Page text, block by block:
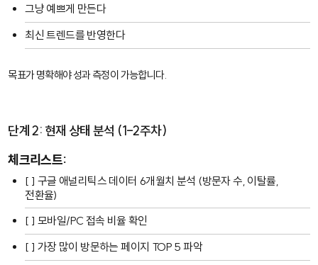
그냥 예쁘게 만든다
최신 트렌드를 반영한다
목표가 명확해야 성과 측정이 가능합니다.
단계 2: 현재 상태 분석 (1-2주차)
체크리스트:
[ ] 구글 애널리틱스 데이터 6개월치 분석 (방문자 수, 이탈률,
전환율)
[ ] 모바일/PC 접속 비율 확인
[ ] 가장 많이 방문하는 페이지 TOP 5 파악